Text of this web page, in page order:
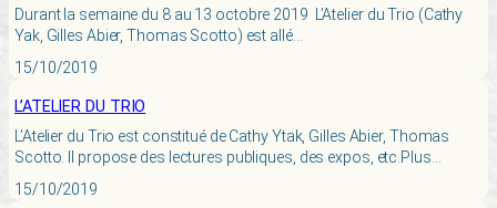
Durant la semaine du 8 au 13 octobre 2019 L’Atelier du Trio (Cathy
Yak, Gilles Abier, Thomas Scotto) est allé…
15/10/2019
L’ATELIER DU TRIO
L’Atelier du Trio est constitué de Cathy Ytak, Gilles Abier, Thomas
Scotto. Il propose des lectures publiques, des expos, etc.Plus…
15/10/2019